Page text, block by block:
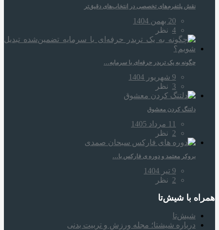
نقش پلتفرم‌های تخصصی در انتخاب‌های دقیق‌تر
20 بهمن 1404
4 نظر
چگونه به یک تریدر حرفه‌ای با سرمایه…
9 شهریور 1404
3 نظر
دلتنگ کردن معشوق
11 مرداد 1405
2 نظر
بروکر معتمد و دوره‌ ی فارکس با…
9 تیر 1404
2 نظر
همراه‌ با شیش‌تا
شیش‌تا
درباره شیشتا؛ مجله ورزش و تربیت بدنی